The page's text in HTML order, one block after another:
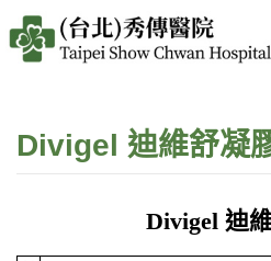
Divigel 迪維舒凝
Divigel 迪